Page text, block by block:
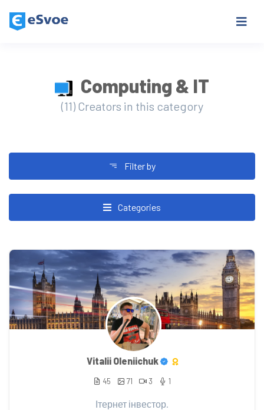
Computing & IT
(11) Creators in this category
Filter by
Categories
Vitalii Oleniichuk
45 71 3 1
Ітернет інвестор.